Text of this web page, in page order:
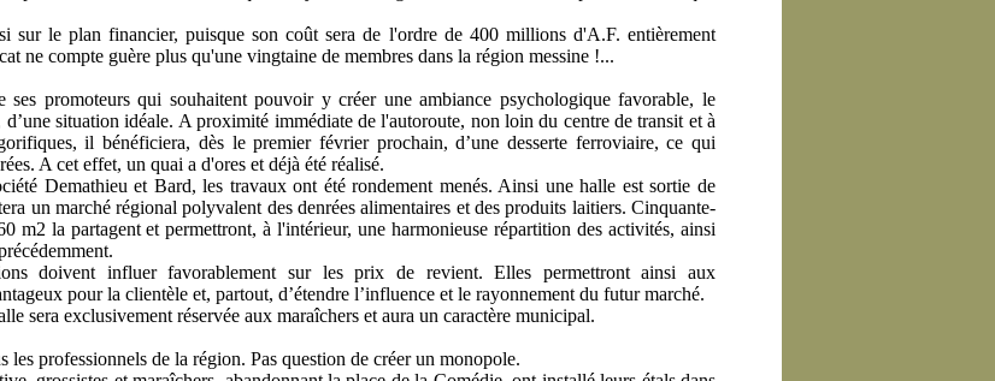
sur le plan financier, puisque son coût sera de l'ordre de 400 millions d'A.F. entièrement
ne compte guère plus qu'une vingtaine de membres dans la région messine !...
promoteurs qui souhaitent pouvoir y créer une ambiance psychologique favorable, le
situation idéale. A proximité immédiate de l'autoroute, non loin du centre de transit et à
il bénéficiera, dès le premier février prochain, d’une desserte ferroviaire, ce qui
A cet effet, un quai a d'ores et déjà été réalisé.
Demathieu et Bard, les travaux ont été rondement menés. Ainsi une halle est sortie de
un marché régional polyvalent des denrées alimentaires et des produits laitiers. Cinquante-
m2 la partagent et permettront, à l'intérieur, une harmonieuse répartition des activités, ainsi
doivent influer favorablement sur les prix de revient. Elles permettront ainsi aux
pour la clientèle et, partout, d’étendre l’influence et le rayonnement du futur marché.
sera exclusivement réservée aux maraîchers et aura un caractère municipal.
les professionnels de la région. Pas question de créer un monopole.